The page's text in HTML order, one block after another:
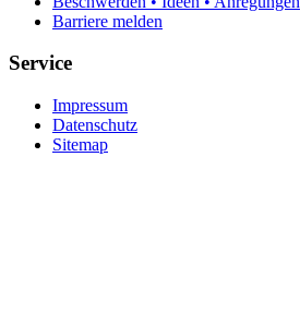
Barriere melden
Service
Impressum
Datenschutz
Sitemap